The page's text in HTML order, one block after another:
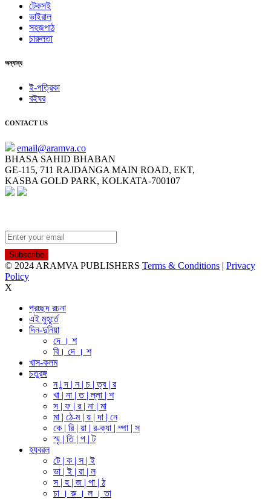
টেকসই
ভাইরাল
সহজপাঠ
চারুলতা
অন্যান্য
ই-পত্রিকা
বইঘর
CONTACT US
email@aramva.co
BHASA SAHID BHABAN
GE-115, 711 RAJDANGA MAIN ROAD, EKT,
KASBA GOLD PARK, KOLKATA-700107
© 2024 ARAMVA PUBLISHERS Terms & Conditions | Privacy
Policy
X
প্রচ্ছদ রচনা
এই মুহূর্তে
দিন-দুনিয়া
দে । শ
বি। দে । শ
খাস-কলম
চতুরঙ্গ
ন | ন্দ | ন | চ | ত্ব | র
খা | না | ত | ল্লা | শ
স | ফ | র | না | মা
মা | ঠে-ম | য় | দা | নে
কে | রি | য়া | র-ক্যা | ম্পা | স
স্মৃ | তি | প | ট
হযবরল
টে | ক | স | ই
ভা | ই | রা | ল
স | হ | জ | পা | ঠ
চা । রু । ল । তা